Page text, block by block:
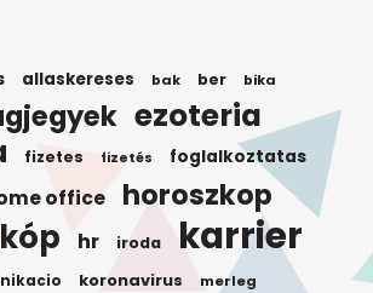
allaskereses bak ber bika
ezoteria
fizetes fizetés foglalkoztatas
office horoszkop
hr iroda karrier
koronavirus merleg